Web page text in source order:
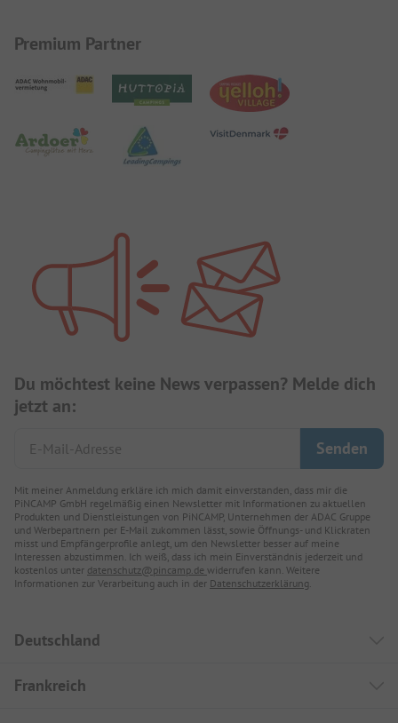
Premium Partner
Du möchtest keine News verpassen? Melde dich
jetzt an:
Mit meiner Anmeldung erkläre ich mich damit einverstanden, dass mir die
PiNCAMP GmbH regelmäßig einen Newsletter mit Informationen zu aktuellen
Produkten und Dienstleistungen von PiNCAMP, Unternehmen der ADAC Gruppe
und Werbepartnern per E-Mail zukommen lässt, sowie Öffnungs- und Klickraten
misst und Empfängerprofile anlegt, um den Newsletter besser auf meine
Interessen abzustimmen. Ich weiß, dass ich mein Einverständnis jederzeit und
kostenlos unter datenschutz@pincamp.de widerrufen kann. Weitere
Informationen zur Verarbeitung auch in der Datenschutzerklärung.
Deutschland
Frankreich